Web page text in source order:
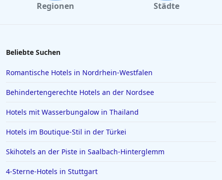
Hotels in Lazise
Hotels auf Rhodos
Hotels in Den Haag
Hotels in Amalfi
Hotels in Meran
Regionen Städte
Beliebte Suchen
Romantische Hotels in Nordrhein-Westfalen
Behindertengerechte Hotels an der Nordsee
Hotels mit Wasserbungalow in Thailand
Hotels im Boutique-Stil in der Türkei
Skihotels an der Piste in Saalbach-Hinterglemm
4-Sterne-Hotels in Stuttgart